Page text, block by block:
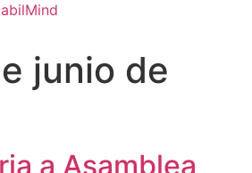
junio de
a Asamblea